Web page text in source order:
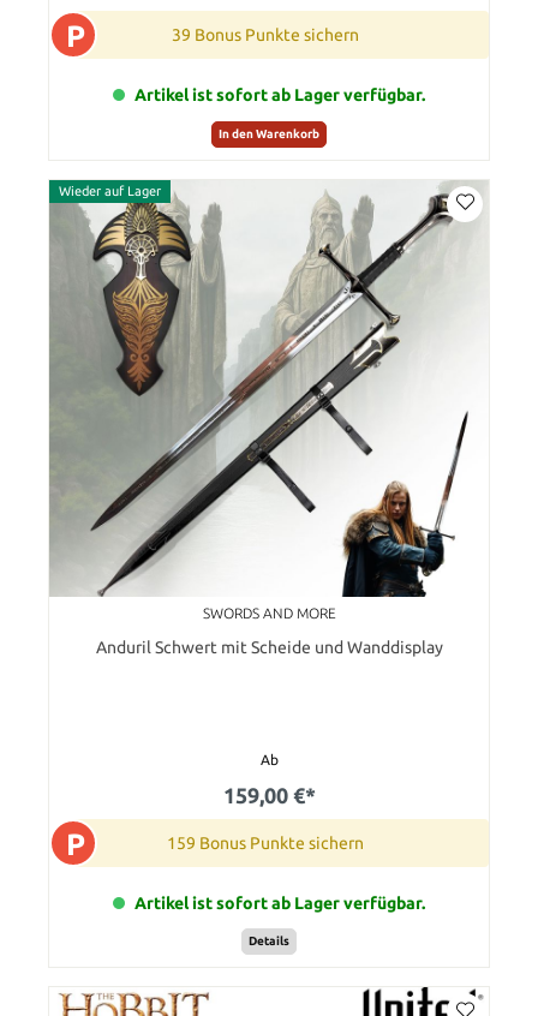
P 39 Bonus Punkte sichern
Artikel ist sofort ab Lager verfügbar.
In den Warenkorb
Wieder auf Lager
SWORDS AND MORE
Anduril Schwert mit Scheide und Wanddisplay
Ab
159,00 €*
P 159 Bonus Punkte sichern
Artikel ist sofort ab Lager verfügbar.
Details